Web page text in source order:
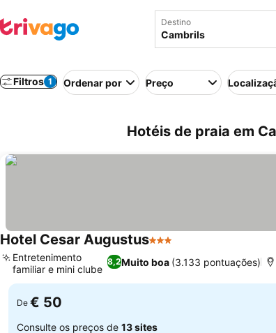
Destino
Filtros 1 Ordenar por Preço
Hotéis de praia em
Hotel Cesar Augustus3 Estrelas
8,2Muito boa (3.133 pontuações)
Entretenimento
familiar e mini clube
De € 50
Consulte os preços de 13 sites